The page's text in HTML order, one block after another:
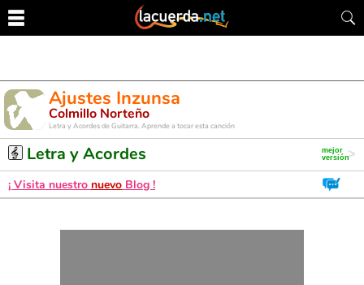
Ajustes Inzunsa
Colmillo Norteño
Letra y Acordes de Guitarra. Aprende a tocar esta canción
Letra y Acordes
¡ Visita nuestro nuevo Blog !